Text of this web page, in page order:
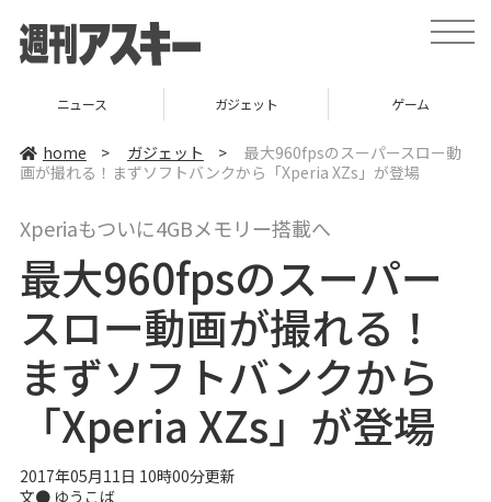
t
o
a
v
home > ガジェット >
最大960fpsのスーパースロー動
画が撮れる！まずソフトバンクから「Xperia XZs」が登場
Xperiaもついに4GBメモリー搭載へ
最大960fpsのスーパー
スロー動画が撮れる！
まずソフトバンクから
「Xperia XZs」が登場
2017年05月11日 10時00分更新
文● ゆうこば